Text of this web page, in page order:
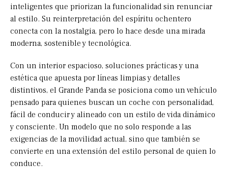
inteligentes que priorizan la funcionalidad sin renunciar
al estilo. Su reinterpretación del espíritu ochentero
conecta con la nostalgia, pero lo hace desde una mirada
moderna, sostenible y tecnológica.
Con un interior espacioso, soluciones prácticas y una
estética que apuesta por líneas limpias y detalles
distintivos, el Grande Panda se posiciona como un vehículo
pensado para quienes buscan un coche con personalidad,
fácil de conducir y alineado con un estilo de vida dinámico
y consciente. Un modelo que no solo responde a las
exigencias de la movilidad actual, sino que también se
convierte en una extensión del estilo personal de quien lo
conduce.